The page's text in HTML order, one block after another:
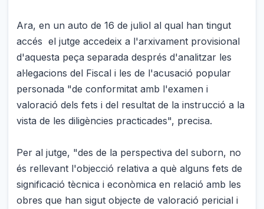
Ara, en un auto de 16 de juliol al qual han tingut
accés el jutge accedeix a l'arxivament provisional
d'aquesta peça separada després d'analitzar les
al·legacions del Fiscal i les de l'acusació popular
personada "de conformitat amb l'examen i
valoració dels fets i del resultat de la instrucció a la
vista de les diligències practicades", precisa.
Per al jutge, "des de la perspectiva del suborn, no
és rellevant l'objecció relativa a què alguns fets de
significació tècnica i econòmica en relació amb les
obres que han sigut objecte de valoració pericial i